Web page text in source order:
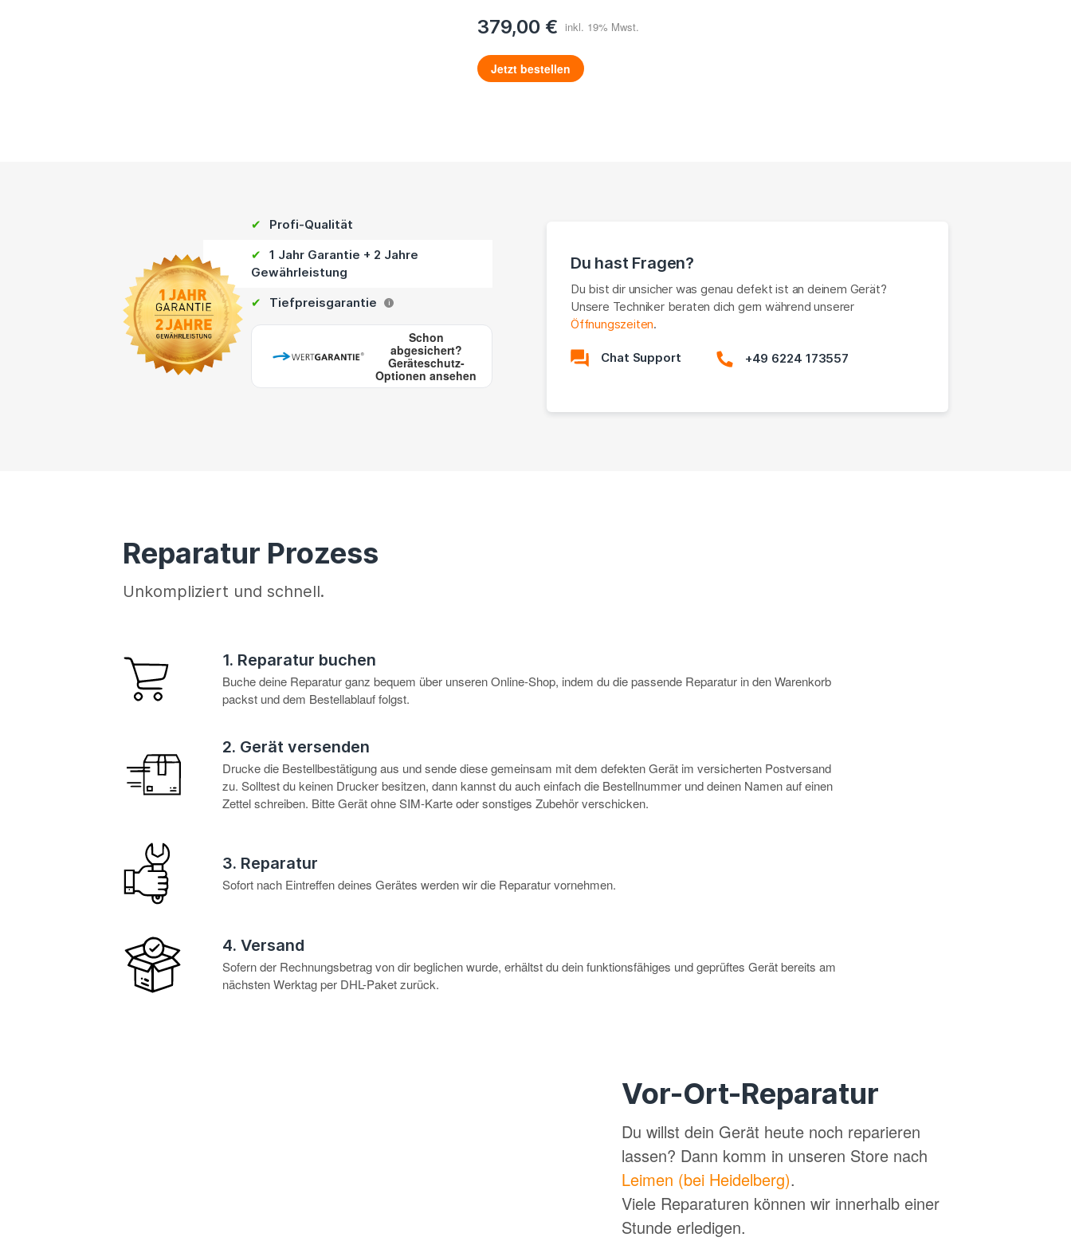
379,00 €
Jetzt bestellen
✔ Profi-Qualität
✔
1 Jahr Garantie + 2 Jahre
Gewährleistung
✔ Tiefpreisgarantie i
Schon
abgesichert?
Geräteschutz-
Optionen ansehen
Du hast Fragen?
Du bist dir unsicher was genau defekt ist an deinem Gerät?
Unsere Techniker beraten dich gern während unserer
Öffnungszeiten.
Chat Support +49 6224 173557
Reparatur Prozess
Unkompliziert und schnell.
1. Reparatur buchen
Buche deine Reparatur ganz bequem über unseren Online-Shop, indem du die passende Reparatur in den Warenkorb
packst und dem Bestellablauf folgst.
2. Gerät versenden
Drucke die Bestellbestätigung aus und sende diese gemeinsam mit dem defekten Gerät im versicherten Postversand
zu. Solltest du keinen Drucker besitzen, dann kannst du auch einfach die Bestellnummer und deinen Namen auf einen
Zettel schreiben. Bitte Gerät ohne SIM-Karte oder sonstiges Zubehör verschicken.
3. Reparatur
Sofort nach Eintreffen deines Gerätes werden wir die Reparatur vornehmen.
4. Versand
Sofern der Rechnungsbetrag von dir beglichen wurde, erhältst du dein funktionsfähiges und geprüftes Gerät bereits am
nächsten Werktag per DHL-Paket zurück.
Vor-Ort-Reparatur
Du willst dein Gerät heute noch reparieren
lassen? Dann komm in unseren Store nach
Leimen (bei Heidelberg).
Viele Reparaturen können wir innerhalb einer
Stunde erledigen.